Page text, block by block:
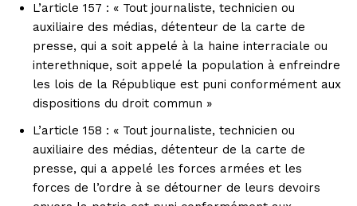
L’article 157 : « Tout journaliste, technicien ou
auxiliaire des médias, détenteur de la carte de
presse, qui a soit appelé à la haine interraciale ou
interethnique, soit appelé la population à enfreindre
les lois de la République est puni conformément aux
dispositions du droit commun »
L’article 158 : « Tout journaliste, technicien ou
auxiliaire des médias, détenteur de la carte de
presse, qui a appelé les forces armées et les
forces de l’ordre à se détourner de leurs devoirs